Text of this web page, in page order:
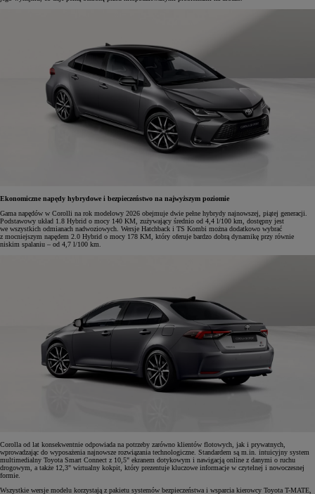
Ekonomiczne napędy hybrydowe i bezpieczeństwo na najwyższym poziomie
Gama napędów w Corolli na rok modelowy 2026 obejmuje dwie pełne hybrydy najnowszej, piątej generacji.
Podstawowy układ 1.8 Hybrid o mocy 140 KM, zużywający średnio od 4,4 l/100 km, dostępny jest
we wszystkich odmianach nadwoziowych. Wersje Hatchback i TS Kombi można dodatkowo wybrać
z mocniejszym napędem 2.0 Hybrid o mocy 178 KM, który oferuje bardzo dobrą dynamikę przy równie
niskim spalaniu – od 4,7 l/100 km.
Corolla od lat konsekwentnie odpowiada na potrzeby zarówno klientów flotowych, jak i prywatnych,
wprowadzając do wyposażenia najnowsze rozwiązania technologiczne. Standardem są m.in. intuicyjny system
multimedialny Toyota Smart Connect z 10,5" ekranem dotykowym i nawigacją online z danymi o ruchu
drogowym, a także 12,3" wirtualny kokpit, który prezentuje kluczowe informacje w czytelnej i nowoczesnej
formie.
Wszystkie wersje modelu korzystają z pakietu systemów bezpieczeństwa i wsparcia kierowcy Toyota T-MATE,